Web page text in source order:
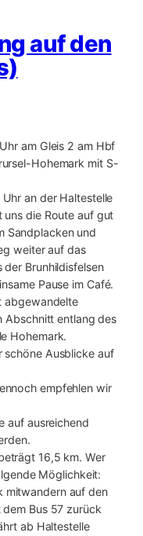
auf den
am Gleis 2 am Hbf
Hohemark mit S-
an der Haltestelle
die Route auf gut
Sandplacken und
weiter auf das
Brunhildisfelsen
Pause im Café.
abgewandelte
Abschnitt entlang des
Hohemark.
schöne Ausblicke auf
empfehlen wir
auf ausreichend
16,5 km. Wer
Möglichkeit:
mitwandern auf den
Bus 57 zurück
ab Haltestelle